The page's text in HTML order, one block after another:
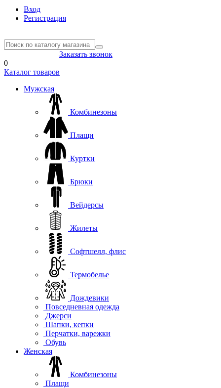
Вход
Регистрация
Заказать звонок
0
Каталог товаров
Мужская
Комбинезоны
Плащи
Куртки
Брюки
Вейдерсы
Жилеты
Софтшелл, флис
Термобелье
Дождевики
Повседневная одежда
Джерси
Шапки, кепки
Перчатки, варежки
Обувь
Женская
Комбинезоны
Плащи